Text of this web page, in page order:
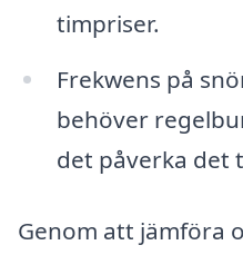
timpriser.
Frekwens på
behöver
det påverka det
Genom att jämföra